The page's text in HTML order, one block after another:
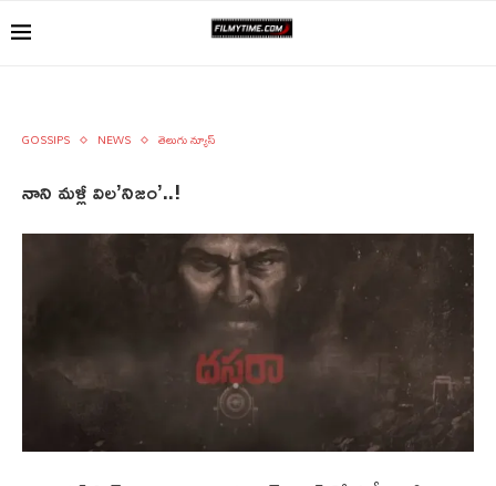
GOSSIPS NEWS తెలుగు న్యూస్
నాని మళ్లీ విల’నిజం’..!